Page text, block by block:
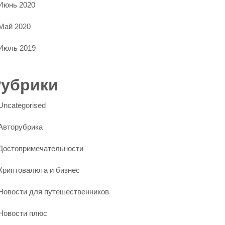
2020
2020
2019
и бизнес
для путешественников
плюс